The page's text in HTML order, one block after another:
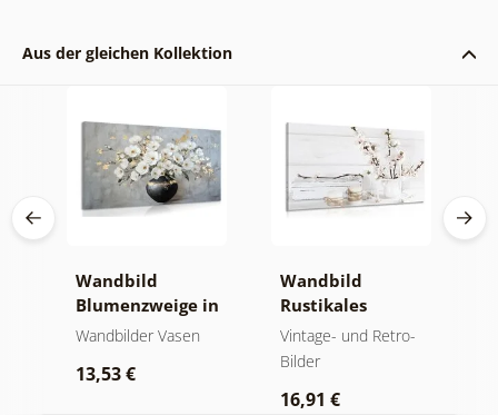
Aus der gleichen Kollektion
Wandbild
Blumenzweige in
einer schwarzen
Wandbilder Vasen
13,53 €
Wandbild
Rustikales
Stillleben
Vintage- und Retro-
Bilder
16,91 €